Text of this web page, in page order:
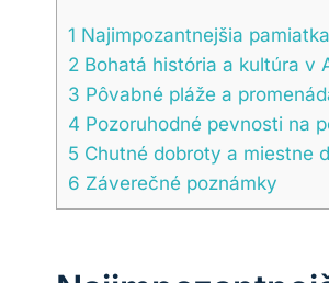
1 Najimpozantnejšia
2 Bohatá história a kultúra v
3 Pôvabné pláže a
4 Pozoruhodné pevnosti na
5 Chutné dobroty a miestne
6 Záverečné poznámky